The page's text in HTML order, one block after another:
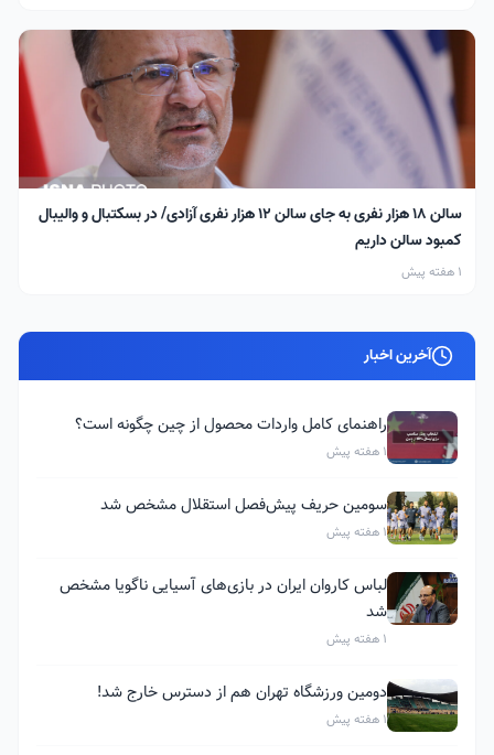
سالن ۱۸ هزار نفری به جای سالن ۱۲ هزار نفری آزادی/ در بسکتبال و والیبال
کمبود سالن داریم
1 هفته پیش
آخرین اخبار
راهنمای کامل واردات محصول از چین چگونه است؟
1 هفته پیش
سومین حریف پیش‌فصل استقلال مشخص شد
1 هفته پیش
لباس کاروان ایران در بازی‌های آسیایی ناگویا مشخص
شد
1 هفته پیش
دومین ورزشگاه تهران هم از دسترس خارج شد!
1 هفته پیش